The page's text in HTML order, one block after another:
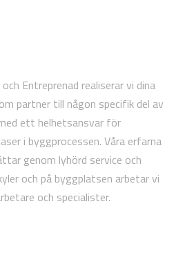
Entreprenad realiserar vi dina
partner till någon specifik del av
ett helhetsansvar för
i byggprocessen. Våra erfarna
genom lyhörd service och
och på byggplatsen arbetar vi
och specialister.